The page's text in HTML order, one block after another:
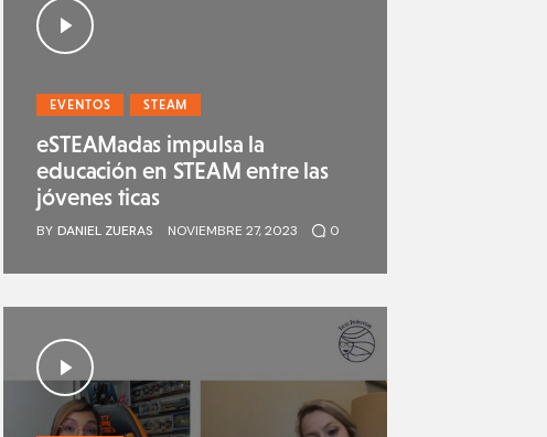
EVENTOS STEAM
eSTEAMadas impulsa la
educación en STEAM entre las
jóvenes ticas
BY DANIEL ZUERAS NOVIEMBRE 27, 2023 0